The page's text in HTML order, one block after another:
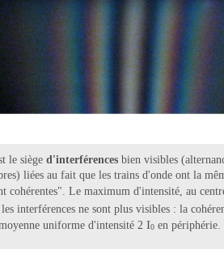
le siège d'interférencesbien visibles
liées au fait que les trains d'onde ont la
cohérentes". Le maximum d'intensité, au
interférences ne sont plus visibles : la
uniforme d'intensité 2 I0 en